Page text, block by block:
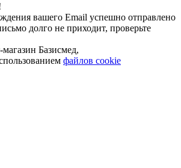
вашего Email успешно отправлено
долго не приходит, проверьте
Базисмед,
файлов cookie